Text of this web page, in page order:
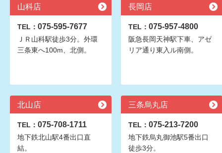
山科店
TEL： 075-595-7677
ＪＲ山科駅徒歩3分。外環
三条東へ100m、北側。
長岡店
TEL： 075-957-4800
阪急長岡天神駅下車、アゼ
リア通り東入ル南側。
北山店
TEL： 075-708-1711
地下鉄北山駅4番出口直
結。
三条烏丸店
TEL： 075-213-7200
地下鉄烏丸御池駅5番出口
徒歩3分。